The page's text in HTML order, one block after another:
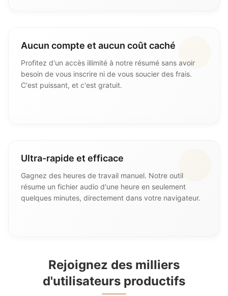
Aucun compte et aucun coût caché
Profitez d'un accès illimité à notre résumé sans avoir
besoin de vous inscrire ni de vous soucier des frais.
C'est puissant, et c'est gratuit.
Ultra-rapide et efficace
Gagnez des heures de travail manuel. Notre outil
résume un fichier audio d'une heure en seulement
quelques minutes, directement dans votre navigateur.
Rejoignez des milliers
d'utilisateurs productifs